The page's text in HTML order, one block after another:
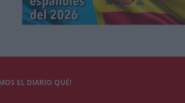
EL DIARIO QUÉ!